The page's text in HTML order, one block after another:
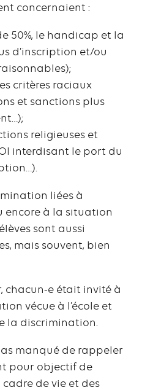
concernaient :
50%, le handicap et la
d’inscription et/ou
critères raciaux
et sanctions plus
religieuses et
interdisant le port du
liées à
encore à la situation
sont aussi
mais souvent, bien
chacun-e était invité à
vécue à l’école et
la discrimination.
manqué de rappeler
pour objectif de
de vie et des